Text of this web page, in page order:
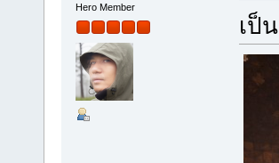
Hero Member
เป็